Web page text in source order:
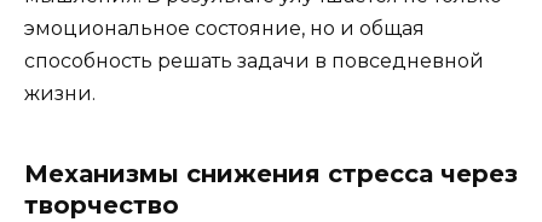
эмоциональное состояние, но и общая
способность решать задачи в повседневной
жизни.
Механизмы снижения стресса через
творчество